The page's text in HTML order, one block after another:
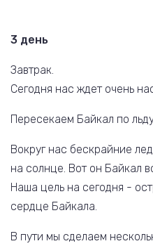
3 день
Завтрак.
Сегодня нас ждет очень
Пересекаем Байкал по
Вокруг нас бескрайние
на солнце. Вот он Байкал
Наша цель на сегодня -
сердце Байкала.
В пути мы сделаем